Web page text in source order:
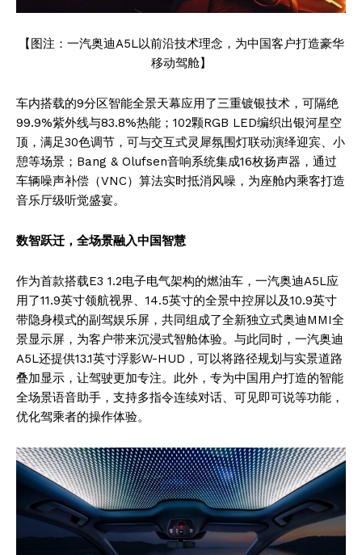
【图注：一汽奥迪A5L以前沿技术理念，为中国客户打造豪华
移动驾舱】
车内搭载的9分区智能全景天幕应用了三重镀银技术，可隔绝
99.9%紫外线与83.8%热能；102颗RGB LED编织出银河星空
顶，满足30色调节，可与交互式灵犀氛围灯联动演绎迎宾、小
憩等场景；Bang & Olufsen音响系统集成16枚扬声器，通过
车辆噪声补偿（VNC）算法实时抵消风噪，为座舱内乘客打造
音乐厅级听觉盛宴。
数智跃迁 ，全场景融入中国智慧
作为首款搭载E3 1.2电子电气架构的燃油车，一汽奥迪A5L应
用了11.9英寸领航视界、14.5英寸的全景中控屏以及10.9英寸
带隐身模式的副驾娱乐屏，共同组成了全新独立式奥迪MMI全
景显示屏，为客户带来沉浸式智舱体验。与此同时，一汽奥迪
A5L还提供13.1英寸浮影W-HUD，可以将路径规划与实景道路
叠加显示，让驾驶更加专注。此外，专为中国用户打造的智能
全场景语音助手，支持多指令连续对话、可见即可说等功能，
优化驾乘者的操作体验。